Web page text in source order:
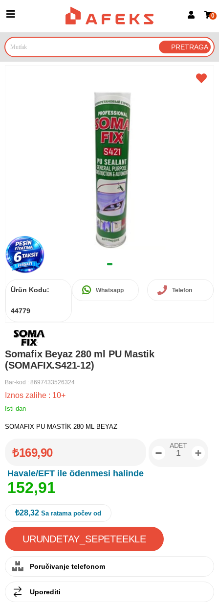
Prijava za članove
Prijavite se Google nalogom
0
Ürün Kodu:
44779
Whatsapp Telefon
Somafix Beyaz 280 ml PU Mastik
(SOMAFIX.S421-12)
Bar-kod : 8697433526324
Iznos zalihe : 10+
Isti dan
SOMAFIX PU MASTİK 280 ML BEYAZ
₺169,90
Havale/EFT ile ödenmesi halinde
152,91
ADET
₺28,32 Sa ratama počev od
Poručivanje telefonom
Uporediti